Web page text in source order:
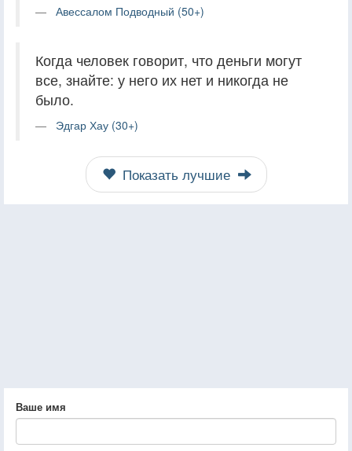
Авессалом Подводный (50+)
Когда человек говорит, что деньги могут
все, знайте: у него их нет и никогда не
было.
Эдгар Хау (30+)
Показать лучшие
Ваше имя